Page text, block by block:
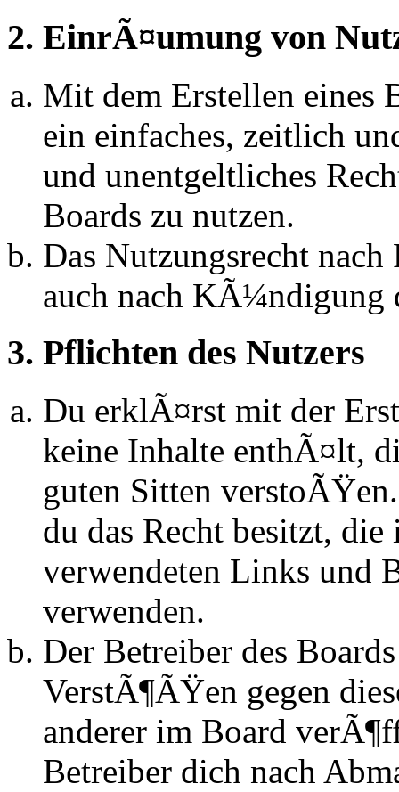
2. EinrÃ¤umung von
Mit dem Erstellen eines
ein einfaches, zeitlich
und unentgeltliches
Boards zu nutzen.
Das Nutzungsrecht
auch nach KÃ¼ndigung
3. Pflichten des Nutzers
Du erklÃ¤rst mit der
keine Inhalte enthÃ¤lt,
guten Sitten
du das Recht besitzt,
verwendeten Links und
verwenden.
Der Betreiber des
VerstÃ¶ÃŸen gegen
anderer im Board
Betreiber dich nach